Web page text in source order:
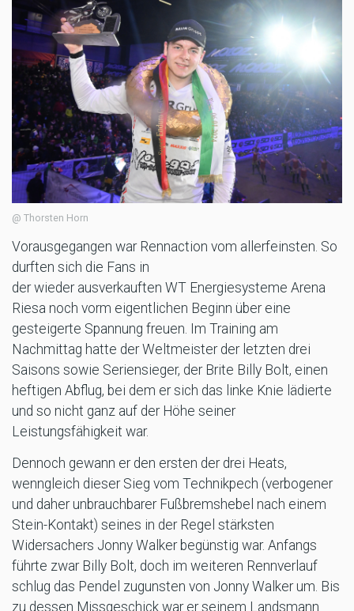
@ Thorsten Horn
Vorausgegangen war Rennaction vom allerfeinsten. So
durften sich die Fans in
der wieder ausverkauften WT Energiesysteme Arena
Riesa noch vorm eigentlichen Beginn über eine
gesteigerte Spannung freuen. Im Training am
Nachmittag hatte der Weltmeister der letzten drei
Saisons sowie Seriensieger, der Brite Billy Bolt, einen
heftigen Abflug, bei dem er sich das linke Knie lädierte
und so nicht ganz auf der Höhe seiner
Leistungsfähigkeit war.
Dennoch gewann er den ersten der drei Heats,
wenngleich dieser Sieg vom Technikpech (verbogener
und daher unbrauchbarer Fußbremshebel nach einem
Stein-Kontakt) seines in der Regel stärksten
Widersachers Jonny Walker begünstig war. Anfangs
führte zwar Billy Bolt, doch im weiteren Rennverlauf
schlug das Pendel zugunsten von Jonny Walker um. Bis
zu dessen Missgeschick war er seinem Landsmann